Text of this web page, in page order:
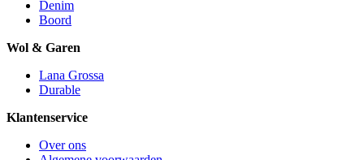
Denim
Boord
Wol & Garen
Lana Grossa
Durable
Klantenservice
Over ons